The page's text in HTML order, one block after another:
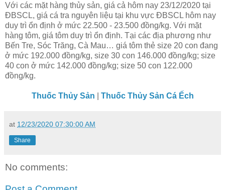
Với các mặt hàng thủy sản, giá cả hôm nay 23/12/2020 tại
ĐBSCL, giá cá tra nguyên liệu tại khu vực ĐBSCL hôm nay
duy trì ổn định ở mức 22.500 - 23.500 đồng/kg. Với mặt
hàng tôm, giá tôm duy trì ổn định. Tại các địa phương như
Bến Tre, Sóc Trăng, Cà Mau… giá tôm thẻ size 20 con đang
ở mức 192.000 đồng/kg, size 30 con 146.000 đồng/kg; size
40 con ở mức 142.000 đồng/kg; size 50 con 122.000
đồng/kg.
Thuốc Thủy Sản Thuốc Thủy Sản Cá Ếch
at 12/23/2020 07:30:00 AM
Share
No comments: